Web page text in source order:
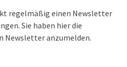
regelmäßig einen Newsletter
Sie haben hier die
Newsletter anzumelden.